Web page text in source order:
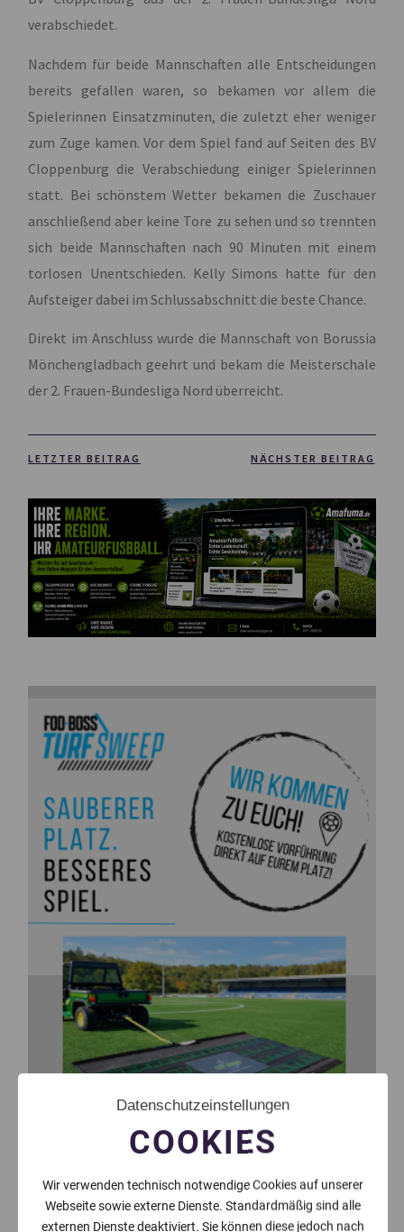
verabschiedet.
Nachdem für beide Mannschaften alle Entscheidungen
bereits gefallen waren, so bekamen vor allem die
Spielerinnen Einsatzminuten, die zuletzt eher weniger
zum Zuge kamen. Vor dem Spiel fand auf Seiten des BV
Cloppenburg die Verabschiedung einiger Spielerinnen
statt. Bei schönstem Wetter bekamen die Zuschauer
anschließend aber keine Tore zu sehen und so trennten
sich beide Mannschaften nach 90 Minuten mit einem
torlosen Unentschieden. Kelly Simons hatte für den
Aufsteiger dabei im Schlussabschnitt die beste Chance.
Direkt im Anschluss wurde die Mannschaft von Borussia
Mönchengladbach geehrt und bekam die Meisterschale
der 2. Frauen-Bundesliga Nord überreicht.
LETZTER BEITRAG NÄCHSTER BEITRAG
Datenschutzeinstellungen
COOKIES
Wir verwenden technisch notwendige Cookies auf unserer
Webseite sowie externe Dienste. Standardmäßig sind alle
externen Dienste deaktiviert. Sie können diese jedoch nach